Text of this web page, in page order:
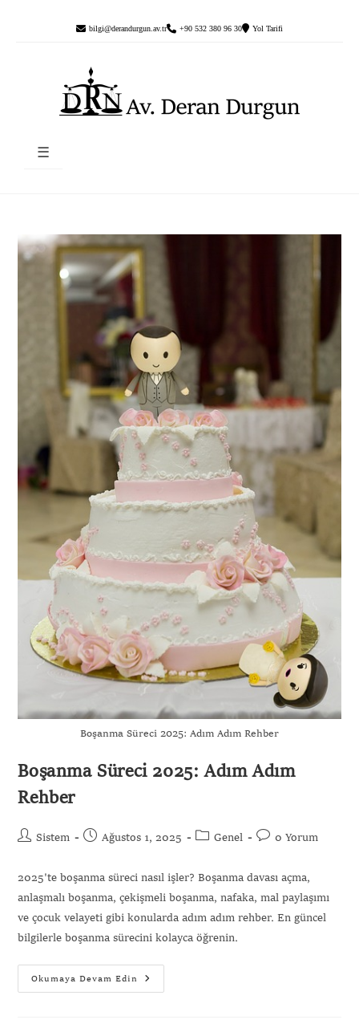
bilgi@derandurgun.av.tr +90 532 380 96 30 Yol Tarifi
☰
Boşanma Süreci 2025: Adım Adım Rehber
Boşanma Süreci 2025: Adım Adım
Rehber
Sistem Ağustos 1, 2025 Genel 0 Yorum
2025'te boşanma süreci nasıl işler? Boşanma davası açma,
anlaşmalı boşanma, çekişmeli boşanma, nafaka, mal paylaşımı
ve çocuk velayeti gibi konularda adım adım rehber. En güncel
bilgilerle boşanma sürecini kolayca öğrenin.
Okumaya Devam Edin